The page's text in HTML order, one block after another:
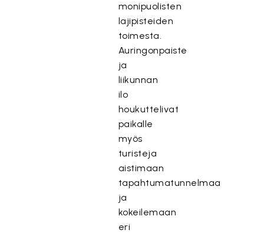
monipuolisten
lajipisteiden
toimesta.
Auringonpaiste
ja
liikunnan
ilo
houkuttelivat
paikalle
myös
turisteja
aistimaan
tapahtumatunnelmaa
ja
kokeilemaan
eri